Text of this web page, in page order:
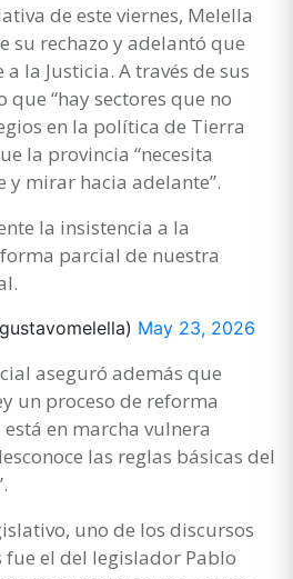
de este viernes, Melella
su rechazo y adelantó que
la Justicia. A través de sus
que “hay sectores que no
en la política de Tierra
la provincia “necesita
y mirar hacia adelante”.
la insistencia a la
parcial de nuestra
May 23, 2026
aseguró además que
un proceso de reforma
en marcha vulnera
las reglas básicas del
uno de los discursos
fue el del legislador Pablo